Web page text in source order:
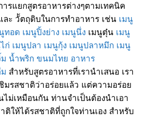
ารแยกสูตรอาหารต่างๆตามเทคนิค
ละ วััตถุดิบในการทำอาหาร เช่น เมนู
ทอด เมนูปิ้งย่าง เมนูนึ่ง เมนูตุ๋น เมนู
ก่ เมนูปลา เมนูกุ้ง เมนูปลาหมึก เมนู
น้ำพริก ขนมไทย อาหาร
สำหรับสูตรอาหารที่เรานำเสนอ เรา
มรสชาติว่าอร่อยแล้ว แต่ความอร่อย
ม่เหมือนกัน ท่านจำเป็นต้องนำเอา
ติให้ได้รสชาติที่ถูกใจท่านเอง สำหรับ